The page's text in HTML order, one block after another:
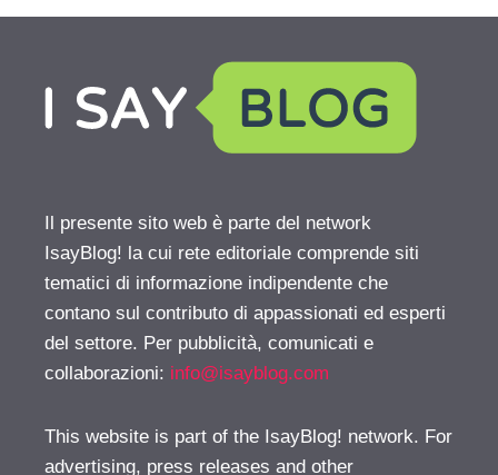
Il presente sito web è parte del network
IsayBlog! la cui rete editoriale comprende siti
tematici di informazione indipendente che
contano sul contributo di appassionati ed esperti
del settore. Per pubblicità, comunicati e
collaborazioni: info@isayblog.com
This website is part of the IsayBlog! network. For
advertising, press releases and other